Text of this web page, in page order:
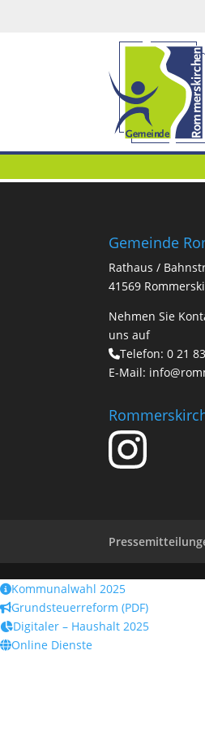
Gemeinde
Rathaus /
41569
Nehmen Sie
uns auf
Telefon:0 21
E-Mail:
Kommunalwahl 2025
Grundsteuerreform (PDF)
Digitaler – Haushalt 2025
Online Dienste